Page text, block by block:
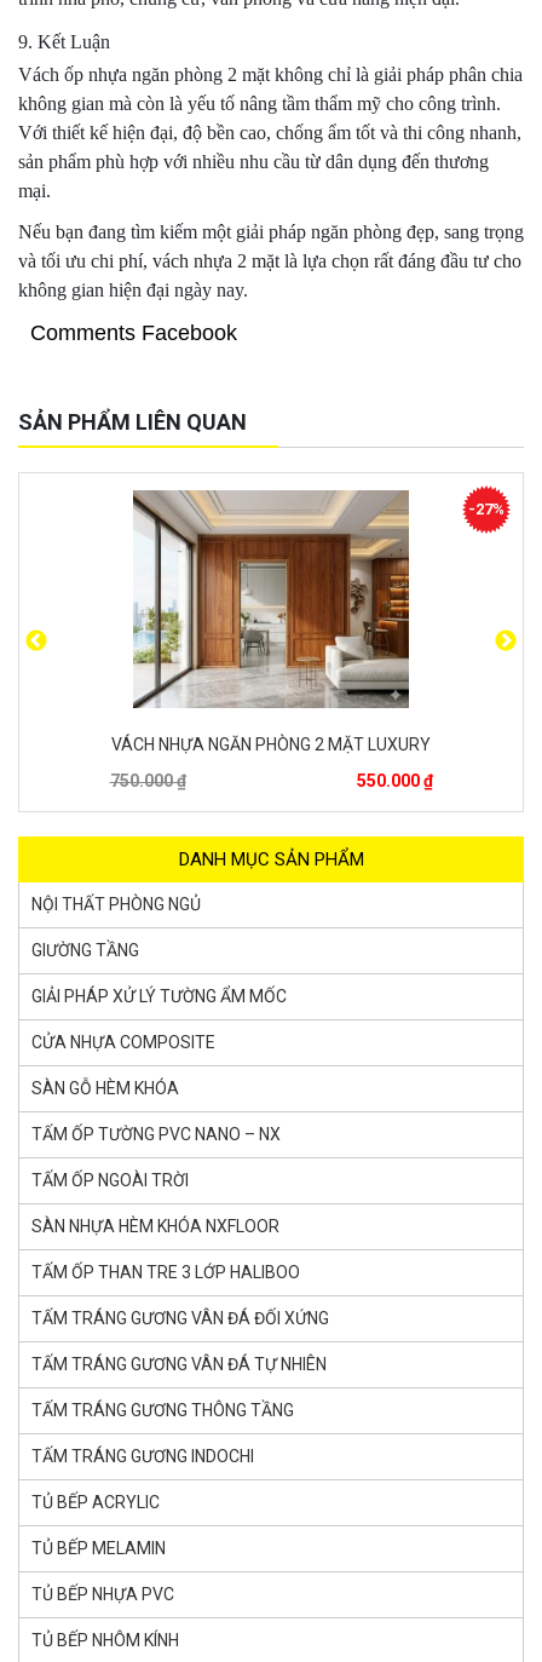
9. Kết Luận
Vách ốp nhựa ngăn phòng 2 mặt không chỉ là giải pháp phân chia
không gian mà còn là yếu tố nâng tầm thẩm mỹ cho công trình.
Với thiết kế hiện đại, độ bền cao, chống ẩm tốt và thi công nhanh,
sản phẩm phù hợp với nhiều nhu cầu từ dân dụng đến thương
mại.
Nếu bạn đang tìm kiếm một giải pháp ngăn phòng đẹp, sang trọng
và tối ưu chi phí, vách nhựa 2 mặt là lựa chọn rất đáng đầu tư cho
không gian hiện đại ngày nay.
Comments Facebook
SẢN PHẨM LIÊN QUAN
VÁCH NHỰA NGĂN PHÒNG 2 MẶT LUXURY
750.000 ₫
550.000 ₫
-27%
DANH MỤC SẢN PHẨM
NỘI THẤT PHÒNG NGỦ
GIƯỜNG TẦNG
GIẢI PHÁP XỬ LÝ TƯỜNG ẨM MỐC
CỬA NHỰA COMPOSITE
SÀN GỖ HÈM KHÓA
TẤM ỐP TƯỜNG PVC NANO – NX
TẤM ỐP NGOÀI TRỜI
SÀN NHỰA HÈM KHÓA NXFLOOR
TẤM ỐP THAN TRE 3 LỚP HALIBOO
TẤM TRÁNG GƯƠNG VÂN ĐÁ ĐỐI XỨNG
TẤM TRÁNG GƯƠNG VÂN ĐÁ TỰ NHIÊN
TẤM TRÁNG GƯƠNG THÔNG TẦNG
TẤM TRÁNG GƯƠNG INDOCHI
TỦ BẾP ACRYLIC
TỦ BẾP MELAMIN
TỦ BẾP NHỰA PVC
TỦ BẾP NHÔM KÍNH